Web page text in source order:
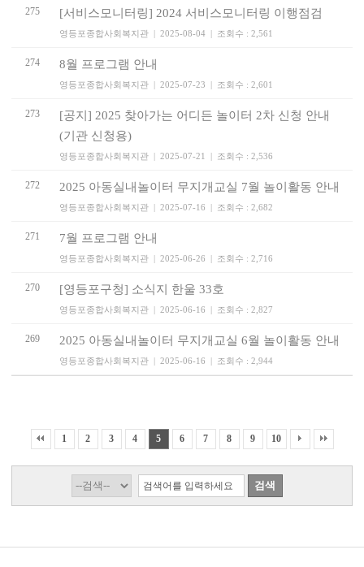
275 [서비스모니터링] 2024 서비스모니터링 이행점검
영등포종합사회복지관 | 2025-08-04 | 조회수 : 2,561
274 8월 프로그램 안내
영등포종합사회복지관 | 2025-07-23 | 조회수 : 2,601
273
[공지] 2025 찾아가는 어디든 놀이터 2차 신청 안내
(기관 신청용)
영등포종합사회복지관 | 2025-07-21 | 조회수 : 2,536
272 2025 아동실내놀이터 무지개교실 7월 놀이활동 안내
영등포종합사회복지관 | 2025-07-16 | 조회수 : 2,682
271 7월 프로그램 안내
영등포종합사회복지관 | 2025-06-26 | 조회수 : 2,716
270 [영등포구청] 소식지 한울 33호
영등포종합사회복지관 | 2025-06-16 | 조회수 : 2,827
269 2025 아동실내놀이터 무지개교실 6월 놀이활동 안내
영등포종합사회복지관 | 2025-06-16 | 조회수 : 2,944
1 2 3 4 5 6 7 8 9 10